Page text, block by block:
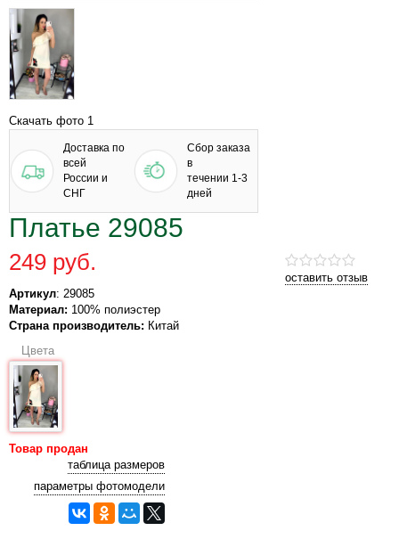
Скачать фото 1
Доставка по
всей
России и
СНГ
Сбор заказа
в
течении 1-3
дней
Платье 29085
оставить отзыв
249 руб.
Артикул: 29085
Материал: 100% полиэстер
Страна производитель: Китай
Цвета
Товар продан
таблица размеров
параметры фотомодели